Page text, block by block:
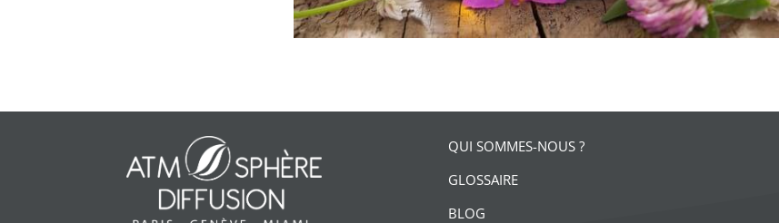
QUI SOMMES-NOUS ?
GLOSSAIRE
BLOG